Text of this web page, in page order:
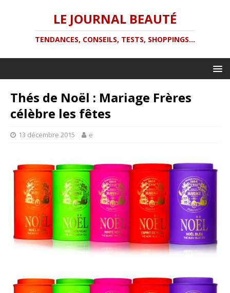
LE JOURNAL BEAUTÉ
TENDANCES, CONSEILS, TESTS, SHOPPINGS...
Thés de Noël : Mariage Frères
célèbre les fêtes
13 décembre 2015 e